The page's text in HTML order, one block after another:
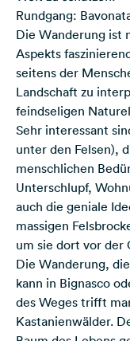
Rundgang:
Die Wanderung ist
Aspekts
seitens der
Landschaft zu
feindseligen
Sehr interessant
unter den Felsen),
menschlichen
Unterschlupf,
auch die geniale
massigen
um sie dort vor der
Die Wanderung,
kann in Bignasco
des Weges trifft
Kastanienwälder.